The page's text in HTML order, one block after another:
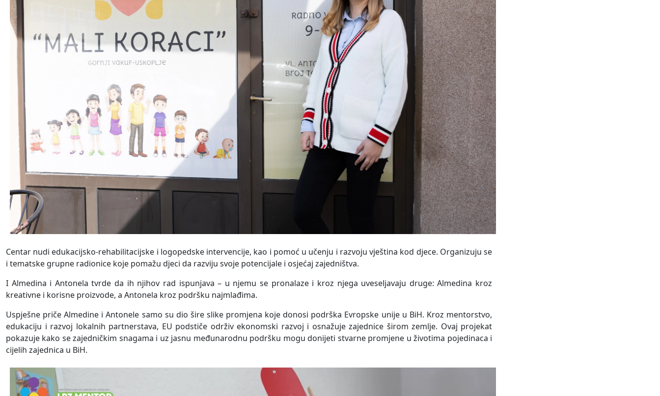
Centar nudi edukacijsko-rehabilitacijske i logopedske intervencije, kao i pomoć u učenju i razvoju vještina kod djece. Organizuju se
i tematske grupne radionice koje pomažu djeci da razviju svoje potencijale i osjećaj zajedništva.
I Almedina i Antonela tvrde da ih njihov rad ispunjava – u njemu se pronalaze i kroz njega uveseljavaju druge: Almedina kroz
kreativne i korisne proizvode, a Antonela kroz podršku najmlađima.
Uspješne priče Almedine i Antonele samo su dio šire slike promjena koje donosi podrška Evropske unije u BiH. Kroz mentorstvo,
edukaciju i razvoj lokalnih partnerstava, EU podstiče održiv ekonomski razvoj i osnažuje zajednice širom zemlje. Ovaj projekat
pokazuje kako se zajedničkim snagama i uz jasnu međunarodnu podršku mogudonijeti stvarne promjene u životima pojedinaca i
cijelih zajednica u BiH.